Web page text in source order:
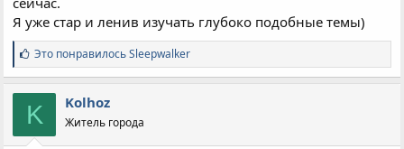
Я уже стар и ленив изучать глубоко подобные темы)
С
и
м
п
а
т
и
Это понравилосьSleepwalker
K Kolhoz
Житель города